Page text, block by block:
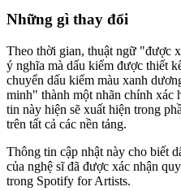
Những gì thay đổi
Theo thời gian, thuật ngữ "được
ý nghĩa mà dấu kiểm được thiết
chuyển dấu kiểm màu xanh
minh" thành một nhãn chính xác
tin này hiện sẽ xuất hiện trong
trên tất cả các nền tảng.
Thông tin cập nhật này cho biết
của nghệ sĩ đã được xác nhận
trong Spotify for Artists.